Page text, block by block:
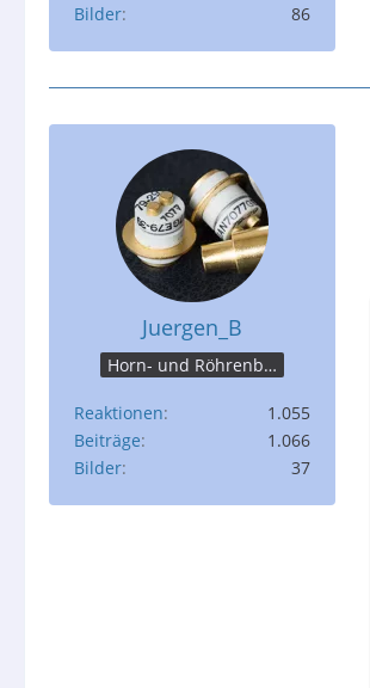
Bilder
86
Juergen_B
Horn- und Röhrenbastler
Reaktionen
1.055
Beiträge
1.066
Bilder
37